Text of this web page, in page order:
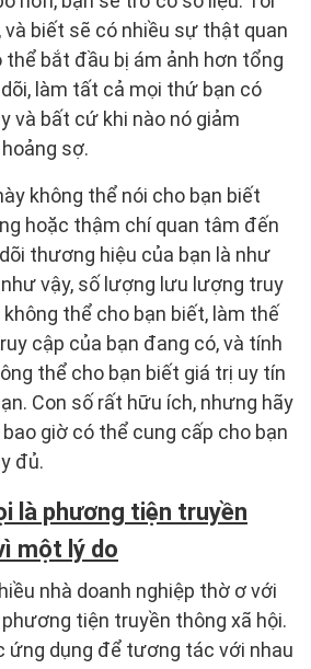
và biết sẽ có nhiều sự thật quan
thể bắt đầu bị ám ảnh hơn tổng
làm tất cả mọi thứ bạn có
và bất cứ khi nào nó giảm
sợ.
không thể nói cho bạn biết
hoặc thậm chí quan tâm đến
thương hiệu của bạn là như
vậy, số lượng lưu lượng truy
thể cho bạn biết, làm thế
cập của bạn đang có, và tính
thể cho bạn biết giá trị uy tín
Con số rất hữu ích, nhưng hãy
giờ có thể cung cấp cho bạn
đủ.
là phương tiện truyền
một lý do
nhà doanh nghiệp thờ ơ với
tiện truyền thông xã hội.
ứng dụng để tương tác với nhau